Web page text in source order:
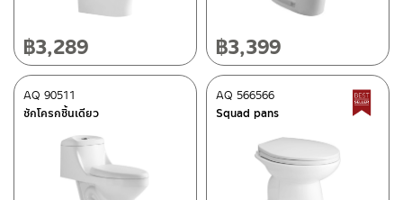
Bangkok 10120
Tel: 02-358-0080 / 080-075-8668 / 091-545-0556
After Sales Service Center Chiangmai
118/33 Onsirin M.8, Sunpuloey, Doysaked, Chaingmai 50220
Tel: 080-075-2626
ติดต่อ ชาญไพบูลย์ / Contact Us Click Here
฿3,289 ฿3,399
ชักโครกชิ้นเดียว
AQ 90511
Squad pans
AQ 566566